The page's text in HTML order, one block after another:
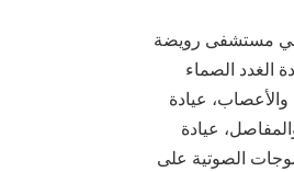
مستفيدًا في مستشفى الرين العام، و432 مستفيدًا في مستشفى رويضة
الغدد الصماء
والأعصاب، عيادة
عيادة
الصوتية على